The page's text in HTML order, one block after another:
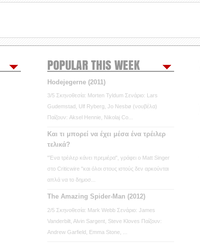
POPULAR THIS WEEK
Hodejegerne (2011)
3/5 Σκηνοθεσία: Morten Tyldum Σενάριο: Lars
Gudemstad, Ulf Ryberg, Jo Nesbø (νουβέλα)
Παίζουν: Aksel Hennie, Nikolaj Co...
Και τι μπορεί να έχει μέσα ένα τρέιλερ
τελικά?
"Ένα τρέιλερ κάνει πρεμιέρα", γράφει ο Matt Singer
στο Criticwire "και όλοι στους ιστούς δεν αρκούνται
απλά να το δημοσ...
The Amazing Spider-Man (2012)
2/5 Σκηνοθεσία: Mark Webb Σενάριο: James
Vanderbilt, Alvin Sargent, Steve Kloves Παίζουν:
Andrew Garfield, Emma Stone, ...